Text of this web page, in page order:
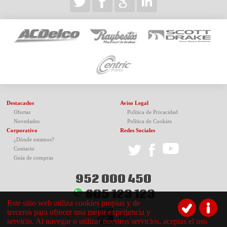
Destacados
Ofertas
Novedades
Corporativo
¿Dónde estamos?
Contacto
Guía de compras
Aviso Legal
Política de Privacidad
Política de Cookies
Redes Sociales
952 000 450
605 123 123
Este sitio web utiliza cookies propias y de
terceros para ofrecer una mejor experiencia y
servicio. Al navegar o utilizar nuestros servicios, aceptas el uso